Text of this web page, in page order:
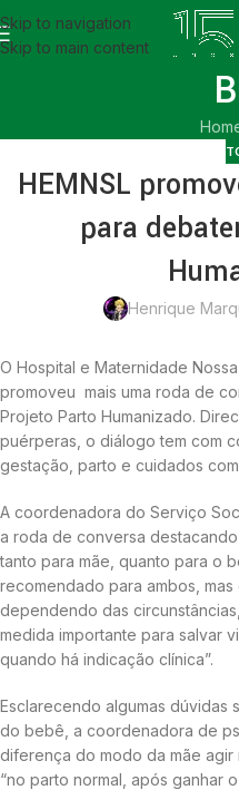
Skip to navigation
Skip to main content
HEMNSL
para
Henrique
O Hospital e Maternidade
promoveu mais uma roda de
Projeto Parto Humanizado.
puérperas, o diálogo tem com
gestação, parto e cuidados
A coordenadora do Serviço
a roda de conversa
tanto para mãe, quanto para o
recomendado para ambos,
dependendo das
medida importante para salvar
quando há indicação clínica”.
Esclarecendo algumas dúvidas
do bebê, a coordenadora de
diferença do modo da mãe agir
“no parto normal, após ganhar